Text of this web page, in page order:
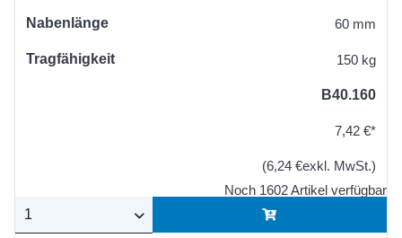
Nabenlänge 60 mm
Tragfähigkeit 150 kg
B40.160
7,42 €*
(6,24 €exkl. MwSt.)
Noch 1602 Artikel verfügbar